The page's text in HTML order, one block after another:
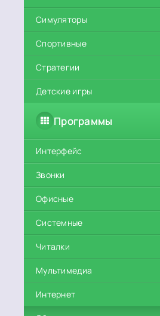
Симуляторы
Спортивные
Стратегии
Детские игры
Программы
Интерфейс
Звонки
Офисные
Системные
Читалки
Мультимедиа
Интернет